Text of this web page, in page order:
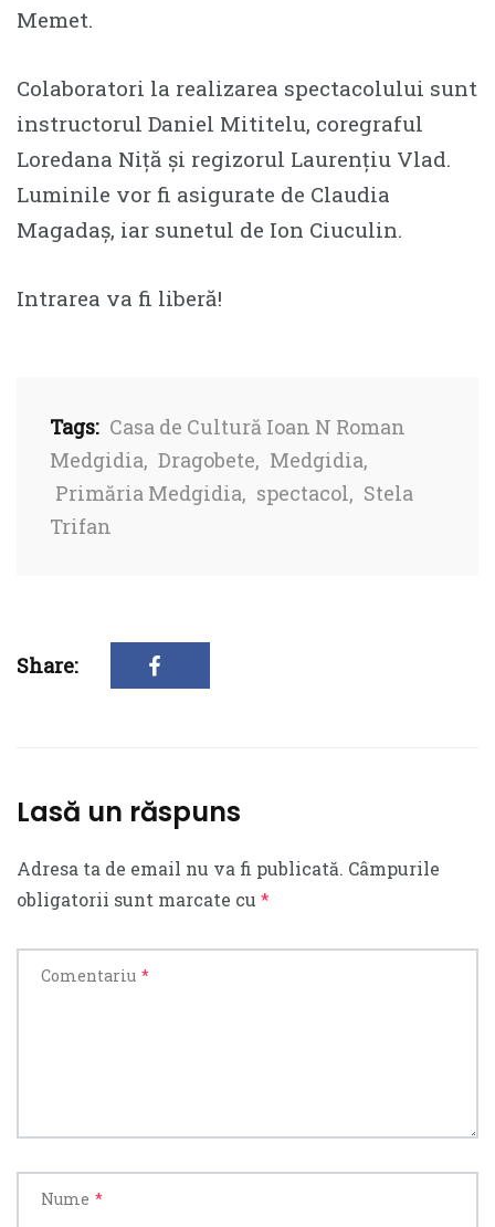
Memet.
Colaboratori la realizarea spectacolului sunt
instructorul Daniel Mititelu, coregraful
Loredana Niță și regizorul Laurențiu Vlad.
Luminile vor fi asigurate de Claudia
Magadaș, iar sunetul de Ion Ciuculin.
Intrarea va fi liberă!
Tags: Casa de Cultură Ioan N Roman
Medgidia, Dragobete, Medgidia,
Primăria Medgidia, spectacol, Stela
Trifan
Share:
Lasă un răspuns
Adresa ta de email nu va fi publicată. Câmpurile
obligatorii sunt marcate cu *
Comentariu *
Nume *